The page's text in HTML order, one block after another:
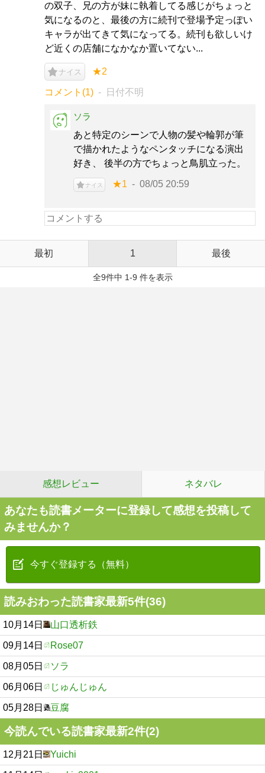
の双子、兄の方が妹に執着してる感じがちょっと
気になるのと、最後の方に続刊で登場予定っぽい
キャラが出てきて気になってる。続刊も欲しいけ
ど近くの店舗になかなか置いてない...
ナイス ★2
コメント(1) 日付不明
ソラ
あと特定のシーンで人物の髪や輪郭が筆
で描かれたようなペンタッチになる演出
好き、 後半の方でちょっと鳥肌立った。
ナイス ★1 08/05 20:59
最初 1 最後
全9件中 1-9 件を表示
感想レビュー ネタバレ
あなたも読書メーターに登録して感想を投稿して
みませんか？
今すぐ登録する（無料）
読みおわった読書家最新5件(36)
10月14日 山口透析鉄
09月14日 Rose07
08月05日 ソラ
06月06日 じゅんじゅん
05月28日 豆腐
今読んでいる読書家最新2件(2)
12月21日 Yuichi